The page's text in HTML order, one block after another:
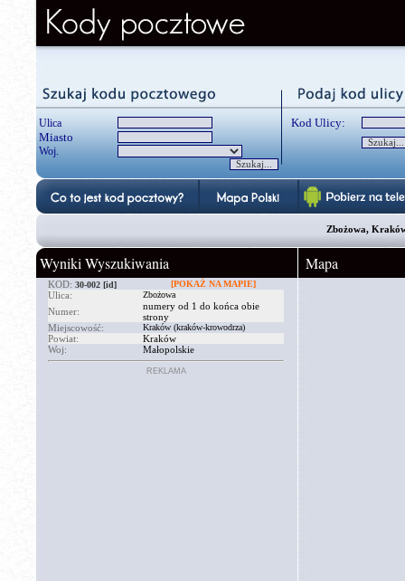
Ulica
Miasto
Woj.
Kod Ulicy:
Zbożowa,
Wyniki Wyszukiwania
KOD: 30-002 [id] [POKAŻ NA MAPIE]
Ulica: Zbożowa
Numer:
numery od 1 do końca obie
strony
Miejscowość:
Kraków (kraków-krowodrza)
Powiat:
Kraków
Woj:
Małopolskie
REKLAMA
Mapa